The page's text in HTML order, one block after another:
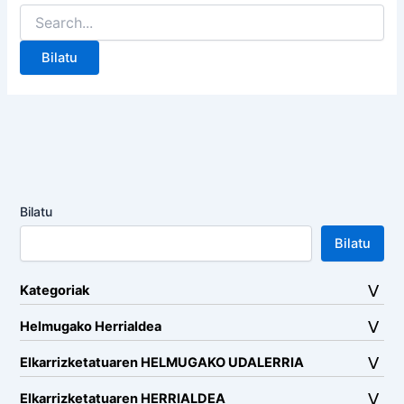
Search
for:
Bilatu
Bilatu
Kategoriak
Helmugako Herrialdea
Elkarrizketatuaren HELMUGAKO UDALERRIA
Elkarrizketatuaren HERRIALDEA